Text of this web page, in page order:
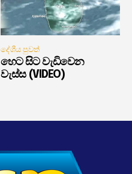
දේශීය පුවත්
හෙට සිට වැඩිවෙන
වැස්ස (VIDEO)